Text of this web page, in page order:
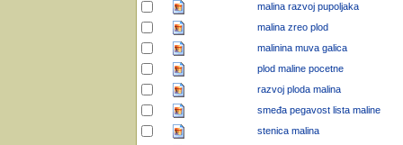
malina razvoj pupoljaka
malina zreo plod
malinina muva galica
plod maline pocetne
razvoj ploda malina
smeđa pegavost lista maline
stenica malina